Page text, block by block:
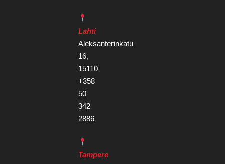
Lahti
Aleksanterinkatu
16,
15110
+358
50
342
2886
Tampere